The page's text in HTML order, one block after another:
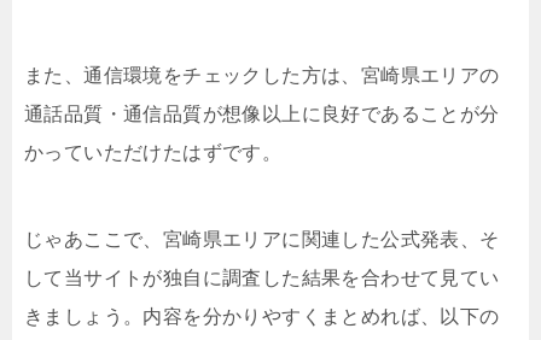
また、通信環境をチェックした方は、宮崎県エリアの
通話品質・通信品質が想像以上に良好であることが分
かっていただけたはずです。
じゃあここで、宮崎県エリアに関連した公式発表、そ
して当サイトが独自に調査した結果を合わせて見てい
きましょう。内容を分かりやすくまとめれば、以下の